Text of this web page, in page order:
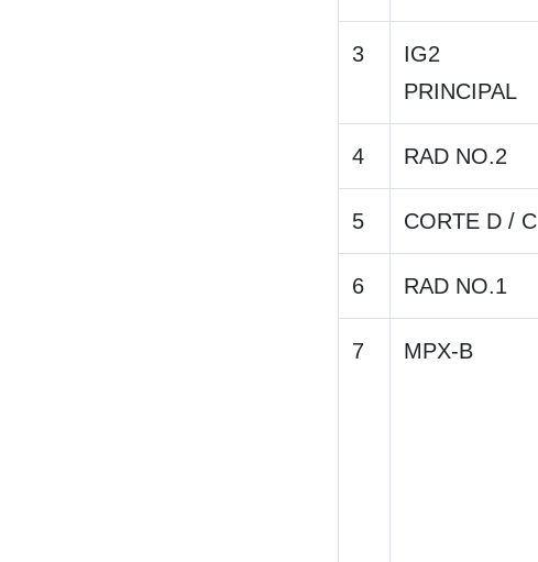
3
IG2
PRINCIPAL
4 RAD NO.2
5 CORTE D / C
6 RAD NO.1
7 MPX-B